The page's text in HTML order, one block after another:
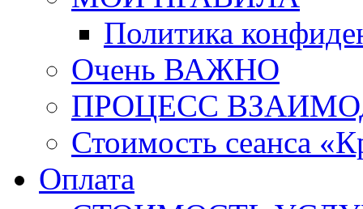
Политика
Очень ВАЖНО
ПРОЦЕСС
Стоимость сеанса
Оплата